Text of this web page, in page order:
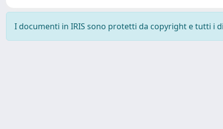
I documenti in IRIS sono protetti da copyright e tutti i